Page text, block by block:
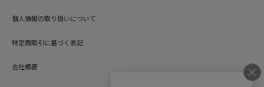
個人情報の取り扱いについて
特定商取引に基づく表記
会社概要